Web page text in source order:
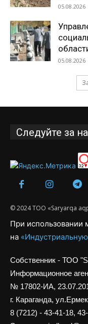
05.08.2026
05.08.2026
Следуйте за
© 2024 ТОО «Saryarqa
При использовании
на
Собственник - ТОО
Информационное
№ 17802-ИА,
г. Караганда,
8 (7212) - 43-41-18,